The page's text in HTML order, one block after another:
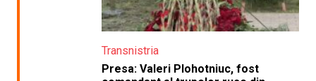
Transnistria
Presa: Valeri Plohotniuc, fost